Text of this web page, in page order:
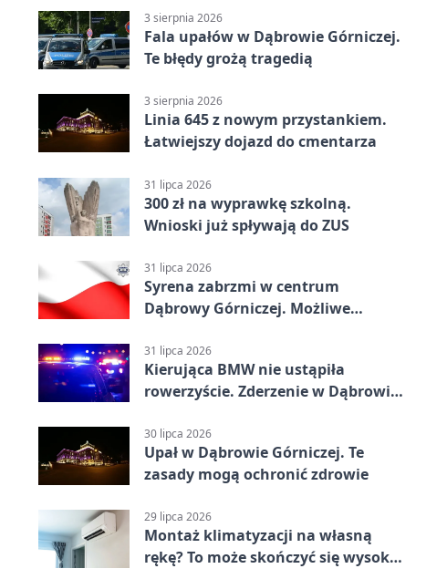
3 sierpnia 2026
Fala upałów w Dąbrowie Górniczej.
Te błędy grożą tragedią
3 sierpnia 2026
Linia 645 z nowym przystankiem.
Łatwiejszy dojazd do cmentarza
31 lipca 2026
300 zł na wyprawkę szkolną.
Wnioski już spływają do ZUS
31 lipca 2026
Syrena zabrzmi w centrum
Dąbrowy Górniczej. Możliwe
31 lipca 2026
Kierująca BMW nie ustąpiła
rowerzyście. Zderzenie w Dąbrowie
30 lipca 2026
Upał w Dąbrowie Górniczej. Te
zasady mogą ochronić zdrowie
29 lipca 2026
Montaż klimatyzacji na własną
rękę? To może skończyć się wysoką